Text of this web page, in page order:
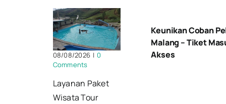
08/08/2026 | 0
Comments
Layanan Paket
Wisata Tour
Keunikan Coban
Malang – Tiket
Akses